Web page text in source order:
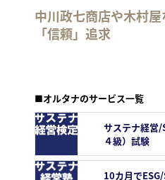
中川政七商店や木村
「信頼」追求
■オルタナのサービス一覧
サステナ経営/
４級）試験
10カ月で